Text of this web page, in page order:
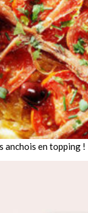
anchois en topping !